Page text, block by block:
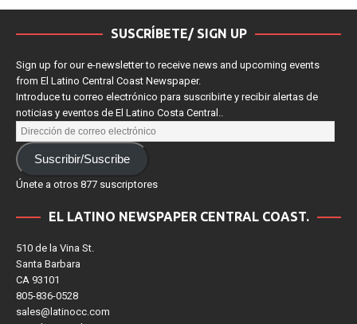
SUSCRÍBETE/ SIGN UP
Sign up for our e-newsletter to receive news and upcoming events
from El Latino Central Coast Newspaper.
Introduce tu correo electrónico para suscribirte y recibir alertas de
noticias y eventos de El Latino Costa Central..
Únete a otros 877 suscriptores
510 de la Vina St.
Santa Barbara
CA 93101
805-836-0528